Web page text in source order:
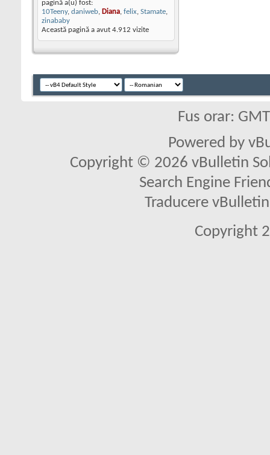
pagină a(u) fost:
10Teeny, daniweb, Diana, felix, Stamate,
zinababy
Această pagină a avut 4.912 vizite
Fus orar:
Powered by
Copyright © 2026 vBulletin
Search Engine
Traducere
Copyright